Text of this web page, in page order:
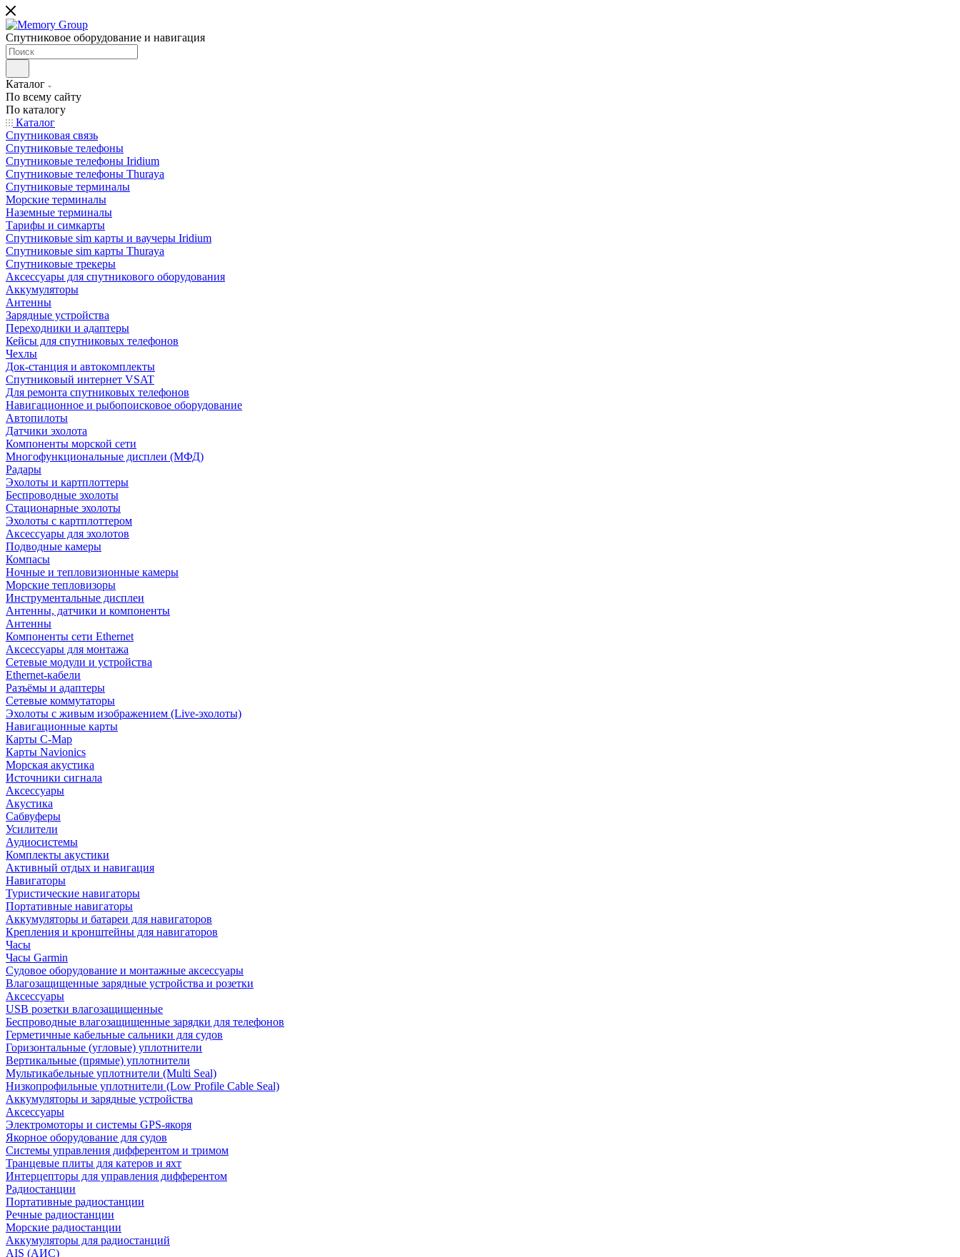
Спутниковое оборудование и навигация
Каталог
По всему сайту
По каталогу
Каталог
Спутниковая связь
Спутниковые телефоны
Спутниковые телефоны Iridium
Спутниковые телефоны Thuraya
Спутниковые терминалы
Морские терминалы
Наземные терминалы
Тарифы и симкарты
Спутниковые sim карты и ваучеры Iridium
Спутниковые sim карты Thuraya
Спутниковые трекеры
Аксессуары для спутникового оборудования
Аккумуляторы
Антенны
Зарядные устройства
Переходники и адаптеры
Кейсы для спутниковых телефонов
Чехлы
Док-станция и автокомплекты
Спутниковый интернет VSAT
Для ремонта спутниковых телефонов
Навигационное и рыбопоисковое оборудование
Автопилоты
Датчики эхолота
Компоненты морской сети
Многофункциональные дисплеи (МФД)
Радары
Эхолоты и картплоттеры
Беспроводные эхолоты
Стационарные эхолоты
Эхолоты с картплоттером
Аксессуары для эхолотов
Подводные камеры
Компасы
Ночные и тепловизионные камеры
Морские тепловизоры
Инструментальные дисплеи
Антенны, датчики и компоненты
Антенны
Компоненты сети Ethernet
Аксессуары для монтажа
Сетевые модули и устройства
Ethernet-кабели
Разъёмы и адаптеры
Сетевые коммутаторы
Эхолоты с живым изображением (Live-эхолоты)
Навигационные карты
Карты C-Map
Карты Navionics
Морская акустика
Источники сигнала
Аксессуары
Акустика
Сабвуферы
Усилители
Аудиосистемы
Комплекты акустики
Активный отдых и навигация
Навигаторы
Туристические навигаторы
Портативные навигаторы
Аккумуляторы и батареи для навигаторов
Крепления и кронштейны для навигаторов
Часы
Часы Garmin
Судовое оборудование и монтажные аксессуары
Влагозащищенные зарядные устройства и розетки
Аксессуары
USB розетки влагозащищенные
Беспроводные влагозащищенные зарядки для телефонов
Герметичные кабельные сальники для судов
Горизонтальные (угловые) уплотнители
Вертикальные (прямые) уплотнители
Мультикабельные уплотнители (Multi Seal)
Низкопрофильные уплотнители (Low Profile Cable Seal)
Аккумуляторы и зарядные устройства
Аксессуары
Электромоторы и системы GPS-якоря
Якорное оборудование для судов
Системы управления дифферентом и тримом
Транцевые плиты для катеров и яхт
Интерцепторы для управления дифферентом
Радиостанции
Портативные радиостанции
Речные радиостанции
Морские радиостанции
Аккумуляторы для радиостанций
AIS (АИС)